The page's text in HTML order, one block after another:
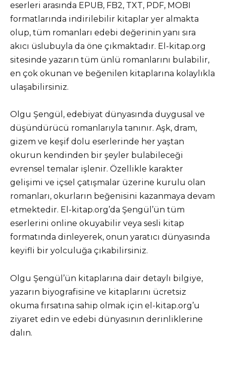
eserleri arasında EPUB, FB2, TXT, PDF, MOBI
formatlarında indirilebilir kitaplar yer almakta
olup, tüm romanları edebi değerinin yanı sıra
akıcı üslubuyla da öne çıkmaktadır. El-kitap.org
sitesinde yazarın tüm ünlü romanlarını bulabilir,
en çok okunan ve beğenilen kitaplarına kolaylıkla
ulaşabilirsiniz.
Olgu Şengül, edebiyat dünyasında duygusal ve
düşündürücü romanlarıyla tanınır. Aşk, dram,
gizem ve keşif dolu eserlerinde her yaştan
okurun kendinden bir şeyler bulabileceği
evrensel temalar işlenir. Özellikle karakter
gelişimi ve içsel çatışmalar üzerine kurulu olan
romanları, okurların beğenisini kazanmaya devam
etmektedir. El-kitap.org’da Şengül’ün tüm
eserlerini online okuyabilir veya sesli kitap
formatında dinleyerek, onun yaratıcı dünyasında
keyifli bir yolculuğa çıkabilirsiniz.
Olgu Şengül’ün kitaplarına dair detaylı bilgiye,
yazarın biyografisine ve kitaplarını ücretsiz
okuma fırsatına sahip olmak için el-kitap.org’u
ziyaret edin ve edebi dünyasının derinliklerine
dalın.